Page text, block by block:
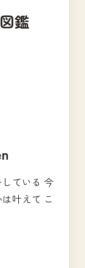
鑑
している 今
叶えて こ